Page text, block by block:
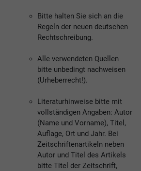
Bitte halten Sie sich an die
Regeln der neuen deutschen
Rechtschreibung.
Alle verwendeten Quellen
bitte unbedingt nachweisen
(Urheberrecht!).
Literaturhinweise bitte mit
vollständigen Angaben: Autor
(Name und Vorname), Titel,
Auflage, Ort und Jahr. Bei
Zeitschriftenartikeln neben
Autor und Titel des Artikels
bitte Titel der Zeitschrift,